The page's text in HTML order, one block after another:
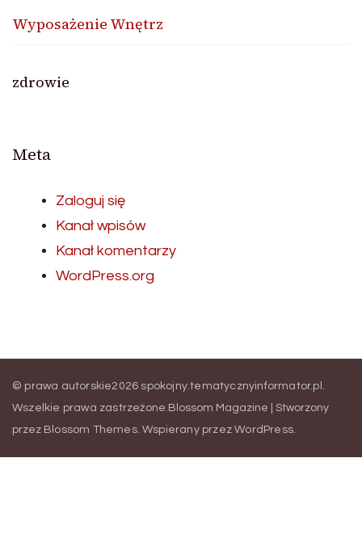
Wyposażenie Wnętrz
zdrowie
Meta
Zaloguj się
Kanał wpisów
Kanał komentarzy
WordPress.org
© prawa autorskie2026 spokojny.tematycznyinformator.pl .
Wszelkie prawa zastrzeżone.Blossom Magazine | Stworzony
przez Blossom Themes. Wspierany przezWordPress.